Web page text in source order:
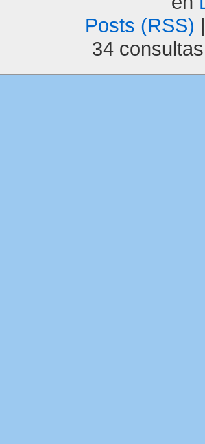
Posts (RSS)
34